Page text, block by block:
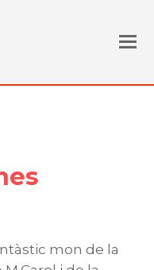
mon de la